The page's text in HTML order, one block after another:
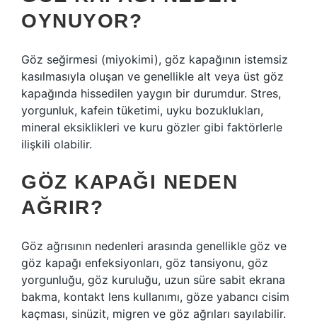
OYNUYOR?
Göz seğirmesi (miyokimi), göz kapağının istemsiz
kasılmasıyla oluşan ve genellikle alt veya üst göz
kapağında hissedilen yaygın bir durumdur. Stres,
yorgunluk, kafein tüketimi, uyku bozuklukları,
mineral eksiklikleri ve kuru gözler gibi faktörlerle
ilişkili olabilir.
GÖZ KAPAĞI NEDEN
AĞRIR?
Göz ağrısının nedenleri arasında genellikle göz ve
göz kapağı enfeksiyonları, göz tansiyonu, göz
yorgunluğu, göz kuruluğu, uzun süre sabit ekrana
bakma, kontakt lens kullanımı, göze yabancı cisim
kaçması, sinüzit, migren ve göz ağrıları sayılabilir.